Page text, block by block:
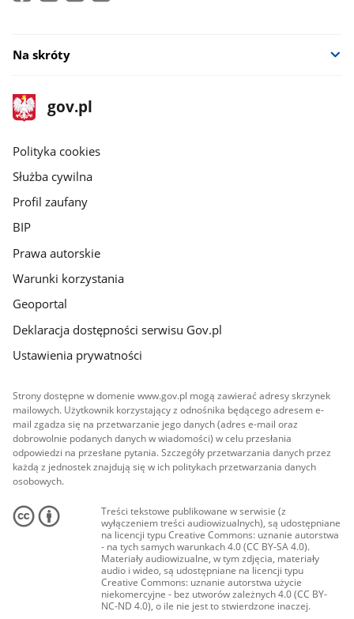
Na skróty
stopka
gov.pl
Strona
gov.pl
gov.pl
Polityka cookies
Służba cywilna
Profil zaufany
BIP
Prawa autorskie
Warunki korzystania
Geoportal
Deklaracja dostępności serwisu Gov.pl
Ustawienia prywatności
Strony dostępne w domenie www.gov.pl mogą zawierać adresy skrzynek
mailowych. Użytkownik korzystający z odnośnika będącego adresem e-
mail zgadza się na przetwarzanie jego danych (adres e-mail oraz
dobrowolnie podanych danych w wiadomości) w celu przesłania
odpowiedzi na przesłane pytania. Szczegóły przetwarzania danych przez
każdą z jednostek znajdują się w ich politykach przetwarzania danych
osobowych.
Treści tekstowe publikowane w serwisie (z
wyłączeniem treści audiowizualnych), są udostępniane
na licencji typu Creative Commons: uznanie autorstwa
- na tych samych warunkach 4.0 (CC BY-SA 4.0).
Materiały audiowizualne, w tym zdjęcia, materiały
audio i wideo, są udostępniane na licencji typu
Creative Commons: uznanie autorstwa użycie
niekomercyjne - bez utworów zależnych 4.0 (CC BY-
NC-ND 4.0), o ile nie jest to stwierdzone inaczej.